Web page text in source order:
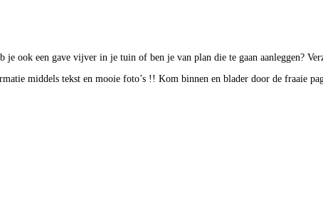
je ook een gave vijver in je tuin of ben je van plan die te gaan aanleggen?
middels tekst en mooie foto’s !! Kom binnen en blader door de fraaie